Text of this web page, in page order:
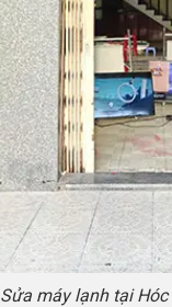
Sửa máy lạnh tại